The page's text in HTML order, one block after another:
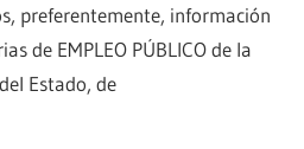
preferentemente, información
de EMPLEO PÚBLICO de la
Estado, de